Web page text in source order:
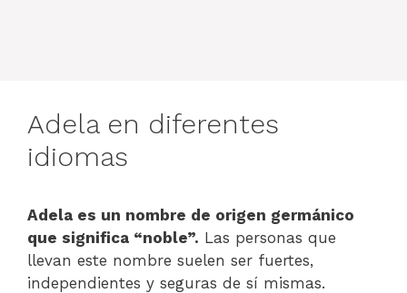
Adela en diferentes
idiomas
Adela es un nombre de origen germánico
que significa “noble”. Las personas que
llevan este nombre suelen ser fuertes,
independientes y seguras de sí mismas.